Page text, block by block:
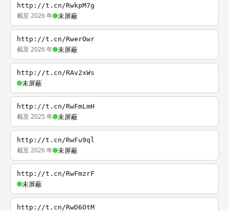
http://t.cn/RwkpM7g
截至 2026 年 未屏蔽
http://t.cn/RwerOwr
截至 2026 年 未屏蔽
http://t.cn/RAv2xWs
未屏蔽
http://t.cn/RwFmLmH
截至 2025 年 未屏蔽
http://t.cn/RwFu9ql
截至 2026 年 未屏蔽
http://t.cn/RwFmzrF
未屏蔽
http://t.cn/RwD6OtM